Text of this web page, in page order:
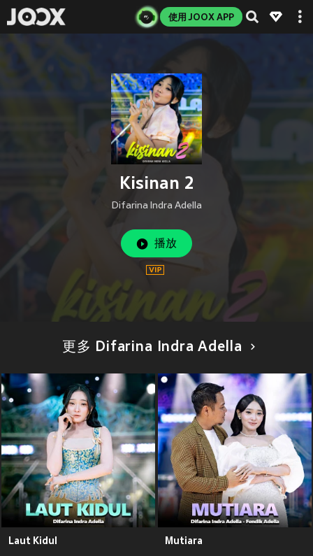
使用 JOOX APP
Kisinan 2
Difarina Indra Adella
播放
更多 Difarina Indra Adella
Laut Kidul Mutiara